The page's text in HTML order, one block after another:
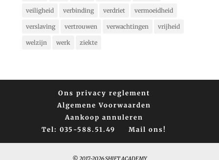
veiligheid verbinding verdriet vermoeidheid
verslaving vertrouwen verwachtingen vrijheid
welzijn werk ziekte
Ons privacy reglement
Algemene Voorwaarden
Aankoop annuleren
Tel: 035-588.51.49
Mail ons!